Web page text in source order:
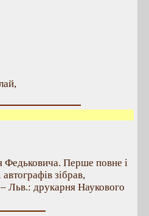
Перше повне і
зібрав,
Льв.: друкарня Наукового